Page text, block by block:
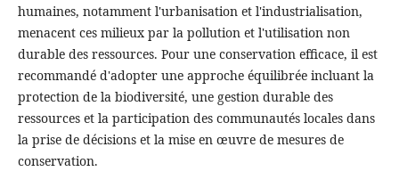
humaines, notamment l'urbanisation et l'industrialisation,
menacent ces milieux par la pollution et l'utilisation non
durable des ressources. Pour une conservation efficace, il est
recommandé d'adopter une approche équilibrée incluant la
protection de la biodiversité, une gestion durable des
ressources et la participation des communautés locales dans
la prise de décisions et la mise en œuvre de mesures de
conservation.